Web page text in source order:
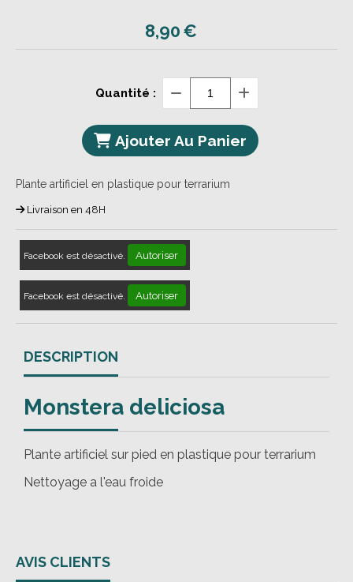
8,90€
Quantité :
Ajouter Au Panier
Plante artificiel en plastique pour terrarium
Livraison en 48H
Facebook est désactivé. Autoriser
Facebook est désactivé. Autoriser
DESCRIPTION
Monstera deliciosa
Plante artificiel sur pied en plastique pour terrarium
Nettoyage a l'eau froide
AVIS CLIENTS